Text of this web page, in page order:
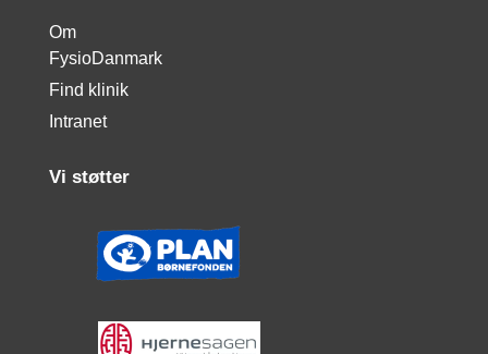
Om
FysioDanmark
Find klinik
Intranet
Vi støtter